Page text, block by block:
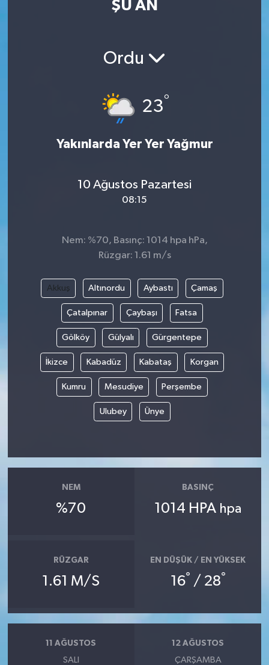
ŞU AN
Ordu
23°
Yakınlarda Yer Yer Yağmur
10 Ağustos Pazartesi
08:15
Nem: %70, Basınç: 1014 hpa hPa,
Rüzgar: 1.61 m/s
Akkuş Altınordu Aybastı Çamaş
Çatalpınar Çaybaşı Fatsa
Gölköy Gülyalı Gürgentepe
İkizce Kabadüz Kabataş Korgan
Kumru Mesudiye Perşembe
Ulubey Ünye
NEM
%70
BASINÇ
1014 HPA hpa
RÜZGAR
1.61 M/S
EN DÜŞÜK / EN YÜKSEK
16° / 28°
11 AĞUSTOS
SALI
12 AĞUSTOS
ÇARŞAMBA
GÜNCEL